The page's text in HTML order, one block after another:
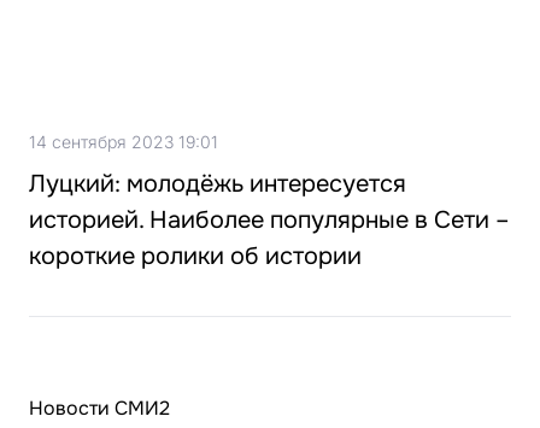
14 сентября 2023 19:01
Луцкий: молодёжь интересуется
историей. Наиболее популярные в Сети –
короткие ролики об истории
Новости СМИ2